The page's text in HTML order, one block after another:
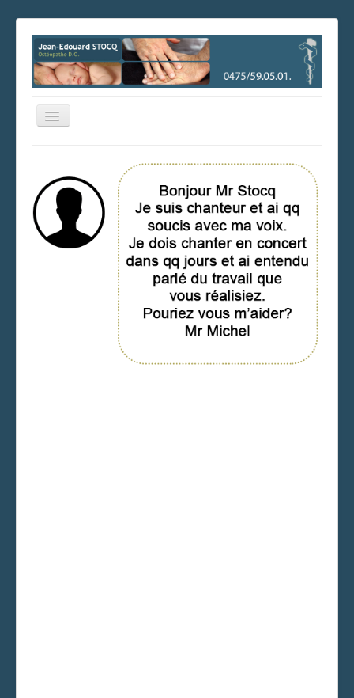
Basculer
la
Consultez les disponibilités et prenez facilement rendez-vous
en ligne !
Prendre rendez-vous
Accueil
Les cabinets